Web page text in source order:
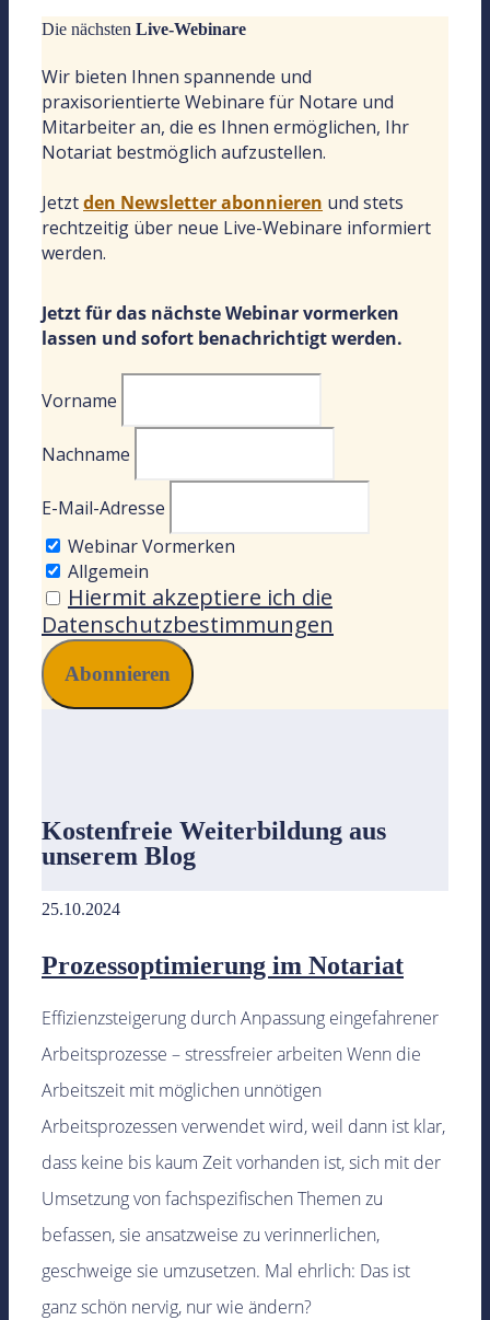
Die nächsten Live-Webinare
Wir bieten Ihnen spannende und
praxisorientierte Webinare für Notare und
Mitarbeiter an, die es Ihnen ermöglichen, Ihr
Notariat bestmöglich aufzustellen.
Jetztden Newsletter abonnieren und stets
rechtzeitig über neue Live-Webinare informiert
werden.
Jetzt für das nächste Webinar vormerken
lassen und sofort benachrichtigt werden.
Vorname
Nachname
E-Mail-Adresse
Webinar Vormerken
Allgemein
Hiermit akzeptiere ich die
Datenschutzbestimmungen
Kostenfreie Weiterbildung aus
unserem Blog
25.10.2024
Prozessoptimierung im Notariat
Effizienzsteigerung durch Anpassung eingefahrener
Arbeitsprozesse – stressfreier arbeiten Wenn die
Arbeitszeit mit möglichen unnötigen
Arbeitsprozessen verwendet wird, weil dann ist klar,
dass keine bis kaum Zeit vorhanden ist, sich mit der
Umsetzung von fachspezifischen Themen zu
befassen, sie ansatzweise zu verinnerlichen,
geschweige sie umzusetzen. Mal ehrlich: Das ist
ganz schön nervig, nur wie ändern?